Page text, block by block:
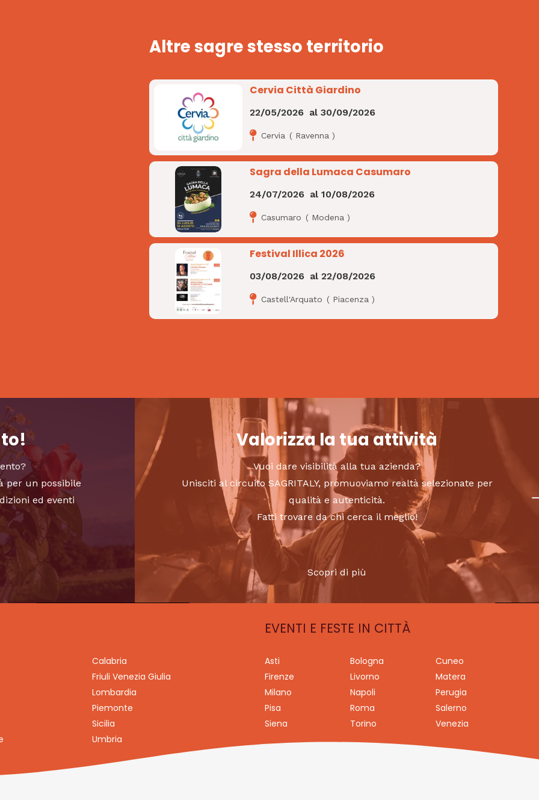
Altre sagre stesso territorio
Cervia Città Giardino
22/05/2026 al30/09/2026
Cervia ( Ravenna )
Sagra della Lumaca Casumaro
24/07/2026 al10/08/2026
Casumaro ( Modena )
Festival Illica 2026
03/08/2026 al22/08/2026
Castell'Arquato ( Piacenza )
per un possibile
ed eventi
Valorizza la tua attività
Vuoi dare visibilità alla tua azienda?
Unisciti al circuito SAGRITALY, promuoviamo realtà selezionate per
qualità e autenticità.
Fatti trovare da chi cerca il meglio!
Scopri di più
Calabria
Friuli Venezia Giulia
Lombardia
Piemonte
Sicilia
Umbria
EVENTI E FESTE IN CITTÀ
Asti Bologna
Cuneo
Firenze
Livorno
Matera
Milano
Napoli
Perugia
Pisa
Roma
Salerno
Siena
Torino Venezia